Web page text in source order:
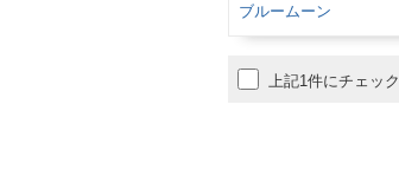
ブルームーン
上記1件にチェック